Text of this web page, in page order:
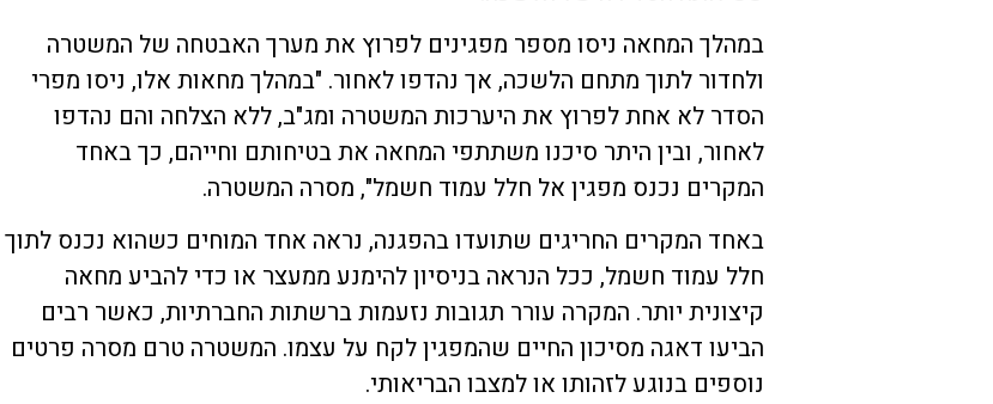
במהלך המחאה ניסו מספר מפגינים לפרוץ את מערך האבטחה של המשטרה
ולחדור לתוך מתחם הלשכה, אך נהדפו לאחור. "במהלך מחאות אלו, ניסו מפרי
הסדר לא אחת לפרוץ את היערכות המשטרה ומג"ב, ללא הצלחה והם נהדפו
לאחור, ובין היתר סיכנו משתתפי המחאה את בטיחותם וחייהם, כך באחד
המקרים נכנס מפגין אל חלל עמוד חשמל", מסרה המשטרה.
באחד המקרים החריגים שתועדו בהפגנה, נראה אחד המוחים כשהוא נכנס לתוך
חלל עמוד חשמל, ככל הנראה בניסיון להימנע ממעצר או כדי להביע מחאה
קיצונית יותר. המקרה עורר תגובות נזעמות ברשתות החברתיות, כאשר רבים
הביעו דאגה מסיכון החיים שהמפגין לקח על עצמו. המשטרה טרם מסרה פרטים
נוספים בנוגע לזהותו או למצבו הבריאותי.